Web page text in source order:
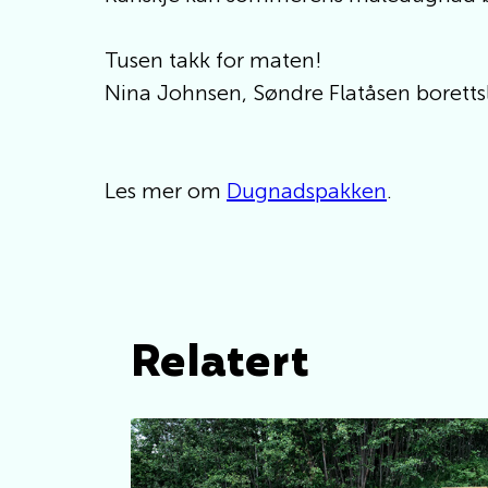
Tusen takk for maten!
Nina Johnsen, Søndre Flatåsen
Les mer om Dugnadspakken.
Relatert